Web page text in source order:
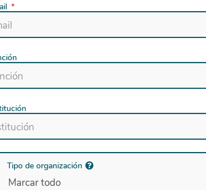
Tipo de organización
Marcar todo